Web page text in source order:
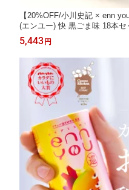
【20%OFF/小川史記 × enn
(エンユー) 快 黒ごま味 18本
ドリンク おまもりドリンク ラ
ス ごま 黒ごま 揺らぎ ギフト
るおい 大容量
5,443 円